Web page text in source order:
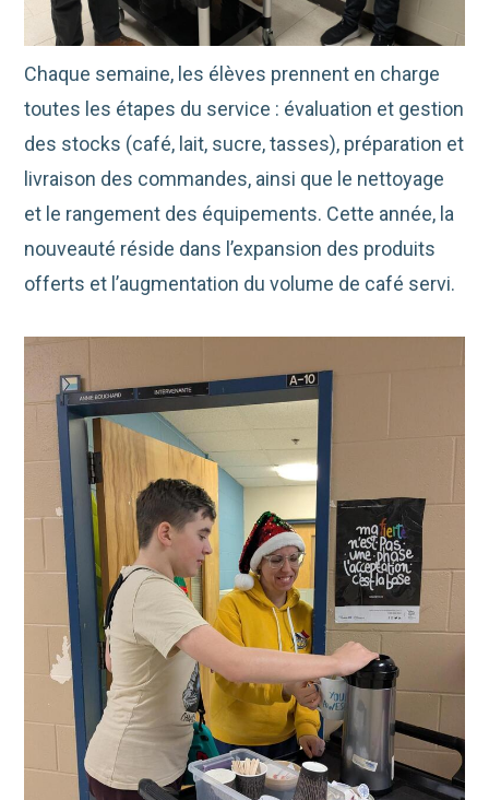
Chaque semaine, les élèves prennent en charge
toutes les étapes du service : évaluation et gestion
des stocks (café, lait, sucre, tasses), préparation et
livraison des commandes, ainsi que le nettoyage
et le rangement des équipements. Cette année, la
nouveauté réside dans l’expansion des produits
offerts et l’augmentation du volume de café servi.